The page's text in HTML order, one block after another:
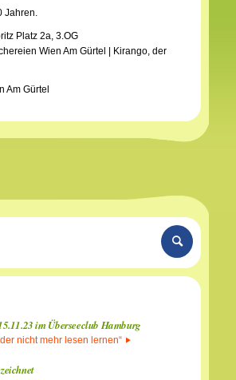
Jahren.
Platz 2a, 3.OG
Wien Am Gürtel | Kirango, der
Am Gürtel
im Überseeclub Hamburg
nicht mehr lesen lernen“